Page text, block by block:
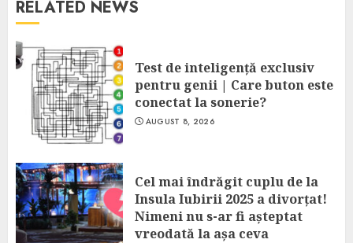
RELATED NEWS
Test de inteligență exclusiv
pentru genii | Care buton este
conectat la sonerie?
AUGUST 8, 2026
Cel mai îndrăgit cuplu de la
Insula Iubirii 2025 a divorțat!
Nimeni nu s-ar fi așteptat
vreodată la așa ceva